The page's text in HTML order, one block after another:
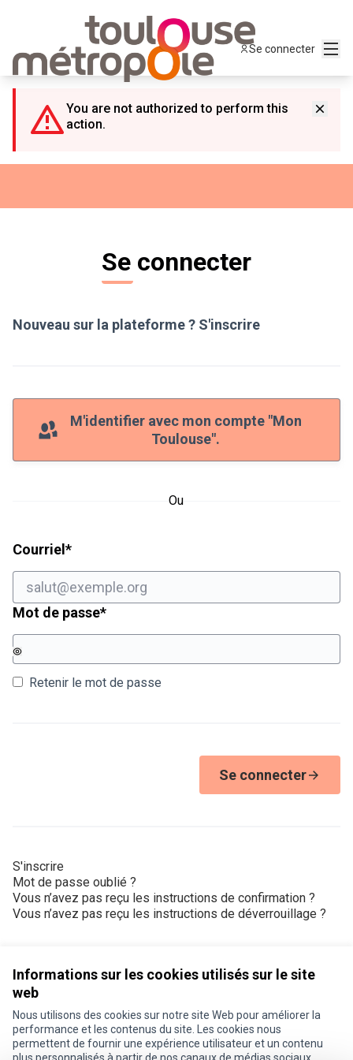
Informations sur les cookies utilisés sur le site
web
Nous utilisons des cookies sur notre site Web pour améliorer la
performance et les contenus du site. Les cookies nous
permettent de fournir une expérience utilisateur et un contenu
Se connecter
You are not authorized to perform this
action.
Se connecter
Nouveau sur la plateforme ? S'inscrire
M'identifier avec mon compte "Mon
Toulouse".
Ou
Courriel *Champ obligatoire
Mot de passe*Champ obligatoire
Retenir le mot de passe
Se connecter
S'inscrire
Mot de passe oublié ?
Vous n’avez pas reçu les instructions de confirmation ?
Vous n’avez pas reçu les instructions de déverrouillage ?
Conditions d'utilisation
Paramètres des cookies
Je participe ! sur X
Je participe ! sur Facebook
Je participe ! sur Instagram